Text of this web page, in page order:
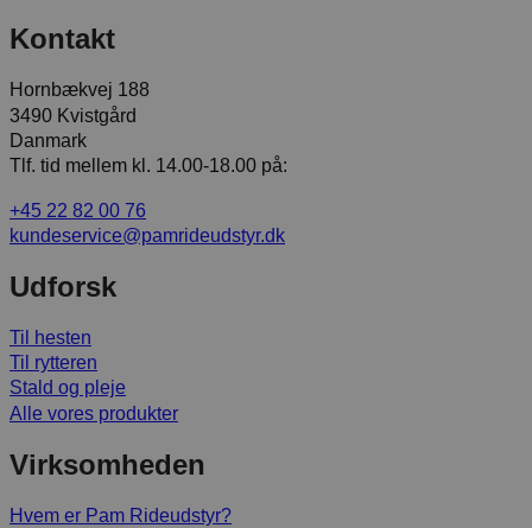
Kontakt
Hornbækvej 188
3490 Kvistgård
Danmark
Tlf. tid mellem kl. 14.00-18.00 på:
+45 22 82 00 76
kundeservice@pamrideudstyr.dk
Udforsk
Til hesten
Til rytteren
Stald og pleje
Alle vores produkter
Virksomheden
Hvem er Pam Rideudstyr?